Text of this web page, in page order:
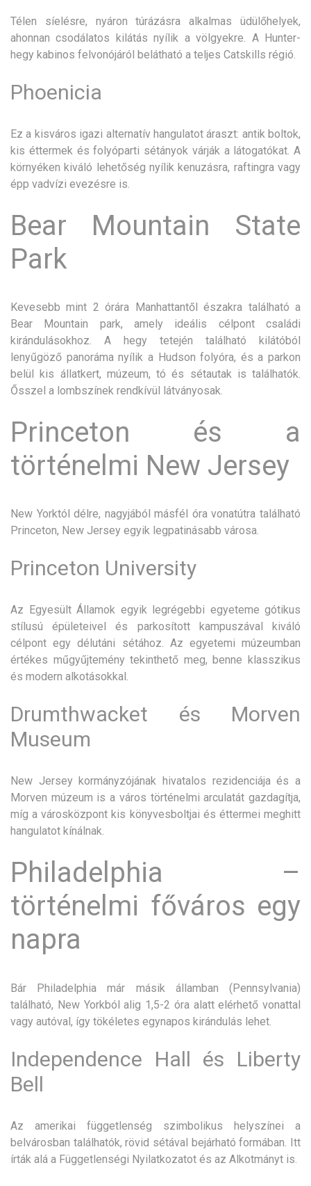
Télen síelésre, nyáron túrázásra alkalmas üdülőhelyek,
ahonnan csodálatos kilátás nyílik a völgyekre. A Hunter-
hegy kabinos felvonójáról belátható a teljes Catskills régió.
Phoenicia
Ez a kisváros igazi alternatív hangulatot áraszt: antik boltok,
kis éttermek és folyóparti sétányok várják a látogatókat. A
környéken kiváló lehetőség nyílik kenuzásra, raftingra vagy
épp vadvízi evezésre is.
Bear Mountain State
Park
Kevesebb mint 2 órára Manhattantől északra található a
Bear Mountain park, amely ideális célpont családi
kirándulásokhoz. A hegy tetején található kilátóból
lenyűgöző panoráma nyílik a Hudson folyóra, és a parkon
belül kis állatkert, múzeum, tó és sétautak is találhatók.
Ősszel a lombszínek rendkívül látványosak.
Princeton és a
történelmi New Jersey
New Yorktól délre, nagyjából másfél óra vonatútra található
Princeton, New Jersey egyik legpatinásabb városa.
Princeton University
Az Egyesült Államok egyik legrégebbi egyeteme gótikus
stílusú épületeivel és parkosított kampuszával kiváló
célpont egy délutáni sétához. Az egyetemi múzeumban
értékes műgyűjtemény tekinthető meg, benne klasszikus
és modern alkotásokkal.
Drumthwacket és Morven
Museum
New Jersey kormányzójának hivatalos rezidenciája és a
Morven múzeum is a város történelmi arculatát gazdagítja,
míg a városközpont kis könyvesboltjai és éttermei meghitt
hangulatot kínálnak.
Philadelphia –
történelmi főváros egy
napra
Bár Philadelphia már másik államban (Pennsylvania)
található, New Yorkból alig 1,5-2 óra alatt elérhető vonattal
vagy autóval, így tökéletes egynapos kirándulás lehet.
Independence Hall és Liberty
Bell
Az amerikai függetlenség szimbolikus helyszínei a
belvárosban találhatók, rövid sétával bejárható formában. Itt
írták alá a Függetlenségi Nyilatkozatot és az Alkotmányt is.